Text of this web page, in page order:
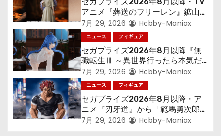
ョ
ン
アニメ『葬送のフリーレン』鉱山で
300年働くことになっっちゃった
「フリーレン」を立体化！
7月 29, 2026 Hobby-Maniax
ニュース フィギュア
セガプライズ2026年8月以降『無
職転生Ⅲ ～異世界行ったら本気だ
す～』から「ロキシー」のフィギュ
アが登場！
7月 29, 2026 Hobby-Maniax
ニュース フィギュア
セガプライズ2026年8月以降・ア
ニメ『刃牙道』から「範馬勇次郎」
が登場ッッ!!
7月 29, 2026 Hobby-Maniax